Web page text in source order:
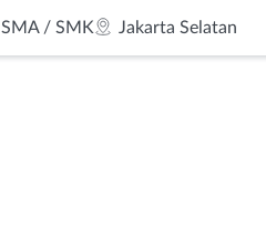
SMA / SMK Jakarta Selatan